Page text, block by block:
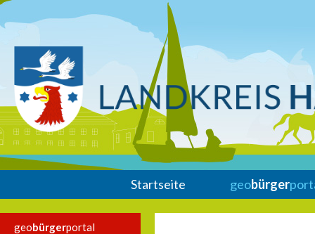
Startseite geobürger
geobürgerportal